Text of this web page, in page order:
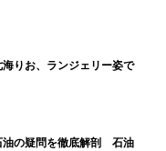
させてオオカミくん
くんだって分かりつ
イプ」と2人いると
です。皆さん気づき
いて皆を見ているん
りお、ランジェリー姿で
油の疑問を徹底解剖 石油